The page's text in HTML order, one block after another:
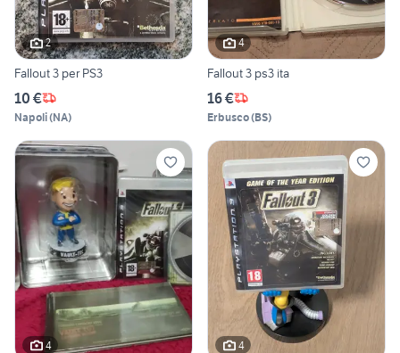
2
Fallout 3 per PS3
10 €
Napoli(NA)
4
Fallout 3 ps3 ita
16 €
Erbusco(BS)
4 4